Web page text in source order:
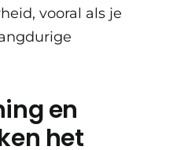
vooral als je
en
het